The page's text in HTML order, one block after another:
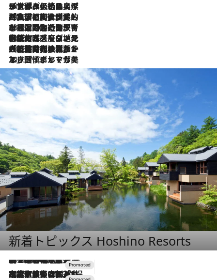
2026.8.8
リスボンの絶品スイーツ「パステル・デ・ナタ」とは？ポルトガル伝統の奥深い世界へ
2026.7.27
「私の祖国はポルトガル語です」国民的詩人フェルナンド・ペソアと、彼が愛した文学の街を歩く
2026.7.26
ポルトガル近海が育む極上の海の幸。キリリと冷えた白ワインと愉しむ、シーフード専門店の贅沢
2026.7.22
伝統の味をモダンに昇華。高感度な地元客が集う、リスボンの最旬ガストロノミー
2026.7.21
大航海時代の栄華から、震災、独裁、そして革命へ。ポルトガル・首都リスボンの石畳に刻まれた「歴史の光と影」
2026.7.13
エッセイ・ヤマザキマリ「慎ましくも美しき国 ポルトガル」
新着トピックス Hoshino Resorts
2026.8.7
【トンボの足水浴】ヒノキの香りに包まれて涼感マックス！約13℃の湧水かけ流しを避暑地「星野温泉 トンボの湯」で体験
2026.7.31
【ホテル帰省】という選択肢をOMOが提案。家族とほどよい距離を保つには「昼は実家、夜は気兼ねなくホテルで！」